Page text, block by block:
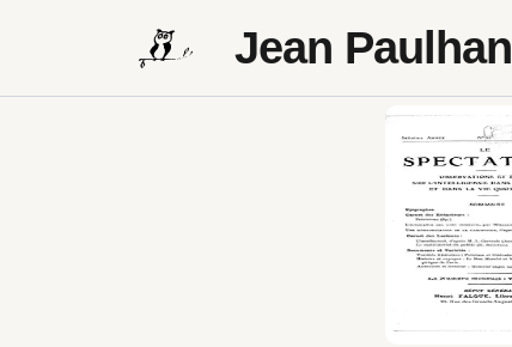
Jean Paulhan